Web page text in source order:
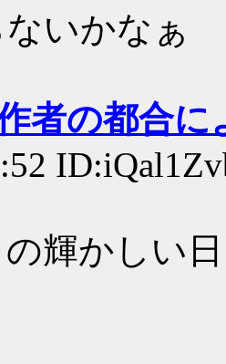
いかなぁ
者の都合に
の輝かしい